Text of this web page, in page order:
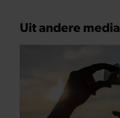
Uit andere media